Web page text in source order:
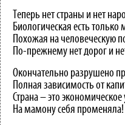
Теперь нет страны и нет
Биологическая есть только
Похожая на человеческую
По-прежнему нет дорог и
Окончательно разрушено
Полная зависимость от
Страна – это экономическое
На мамону себя променяла!